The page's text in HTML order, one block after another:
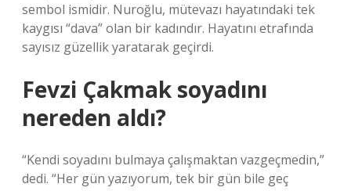
sembol ismidir. Nuroğlu, mütevazı hayatındaki tek
kaygısı “dava” olan bir kadındır. Hayatını etrafında
sayısız güzellik yaratarak geçirdi.
Fevzi Çakmak soyadını
nereden aldı?
“Kendi soyadını bulmaya çalışmaktan vazgeçmedin,”
dedi. “Her gün yazıyorum, tek bir gün bile geç